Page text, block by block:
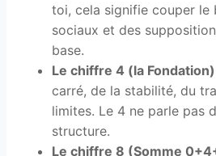
toi, cela signifie couper le
sociaux et des
base.
Le chiffre 4 (la
carré, de la stabilité, du
limites. Le 4 ne parle pas
structure.
Le chiffre 8 (Somme